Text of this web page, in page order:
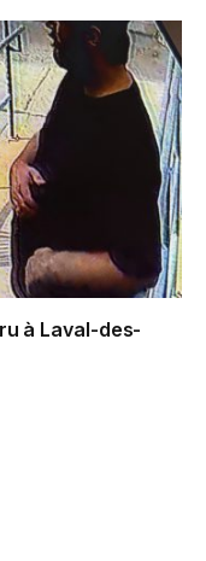
à Laval-des-